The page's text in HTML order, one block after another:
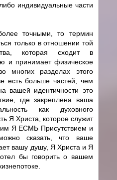
индивидуальные части
точными, то термин
только в отношении той
которая сходит в
и принимает физическое
многих разделах этого
есть больше частей, чем
вашей идентичности это
где закреплена ваша
как духовного
Я Христа, которое служит
Я ЕСМЬ Присутствием и
сказать, что ваше
вашу душу, Я Христа и Я
бы говорить о вашем